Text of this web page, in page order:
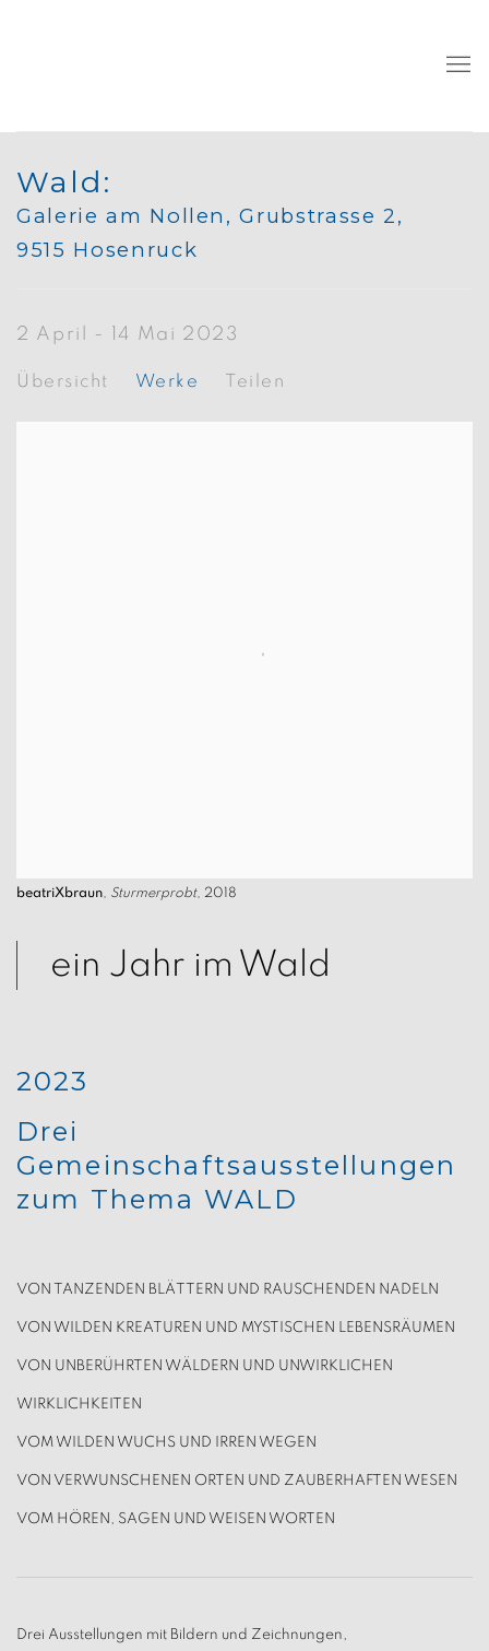
Wald:
Galerie am Nollen, Grubstrasse 2,
9515 Hosenruck
2 April - 14 Mai 2023
Übersicht Werke Teilen
beatriXbraun, Sturmerprobt, 2018
ein Jahr im Wald
2023
Drei
Gemeinschaftsausstellungen
zum Thema WALD
VON TANZENDEN BLÄTTERN UND RAUSCHENDEN NADELN
VON WILDEN KREATUREN UND MYSTISCHEN LEBENSRÄUMEN
VON UNBERÜHRTEN WÄLDERN UND UNWIRKLICHEN
WIRKLICHKEITEN
VOM WILDEN WUCHS UND IRREN WEGEN
VON VERWUNSCHENEN ORTEN UND ZAUBERHAFTEN WESEN
VOM HÖREN, SAGEN UND WEISEN WORTEN
Drei Ausstellungen mit Bildern und Zeichnungen,